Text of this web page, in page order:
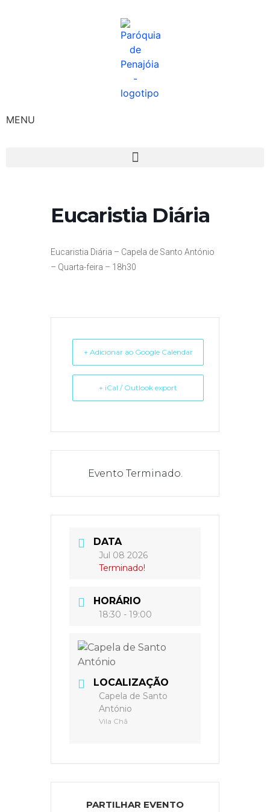
MENU
Eucaristia Diária
Eucaristia Diária – Capela de Santo António
– Quarta-feira – 18h30
+ Adicionar ao Google Calendar
+ iCal / Outlook export
Evento Terminado.
DATA
Jul 08 2026
Terminado!
HORÁRIO
18:30 - 19:00
LOCALIZAÇÃO
Capela de Santo
António
Vila Chã
PARTILHAR EVENTO